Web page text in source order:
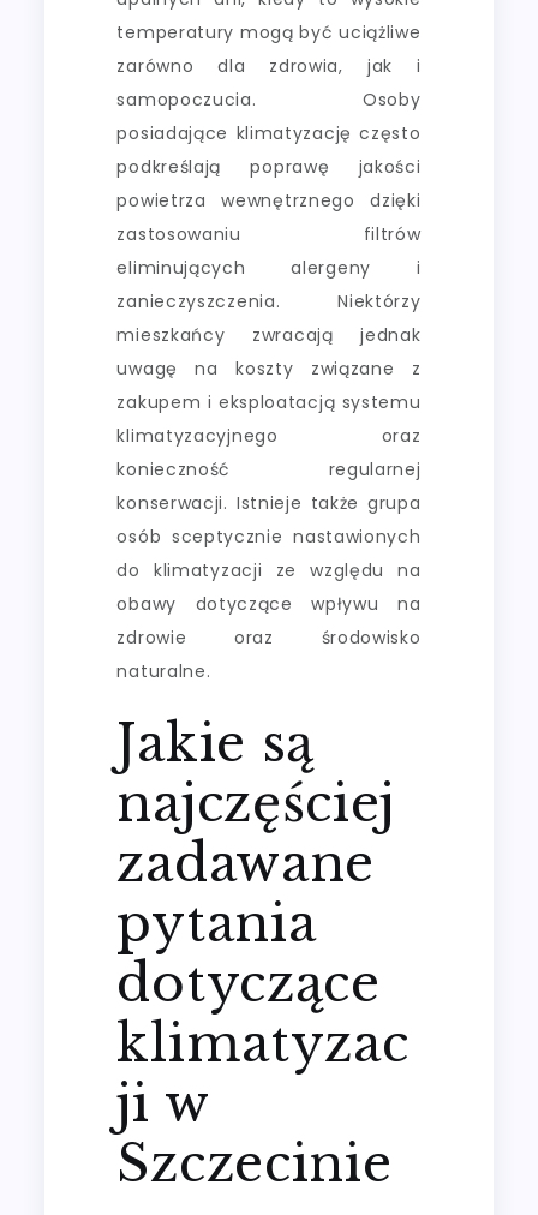
temperatury mogą być uciążliwe
zarówno dla zdrowia, jak i
samopoczucia. Osoby
posiadające klimatyzację często
podkreślają poprawę jakości
powietrza wewnętrznego dzięki
zastosowaniu filtrów
eliminujących alergeny i
zanieczyszczenia. Niektórzy
mieszkańcy zwracają jednak
uwagę na koszty związane z
zakupem i eksploatacją systemu
klimatyzacyjnego oraz
konieczność regularnej
konserwacji. Istnieje także grupa
osób sceptycznie nastawionych
do klimatyzacji ze względu na
obawy dotyczące wpływu na
zdrowie oraz środowisko
naturalne.
Jakie są
najczęściej
zadawane
pytania
dotyczące
klimatyzac
ji w
Szczecinie